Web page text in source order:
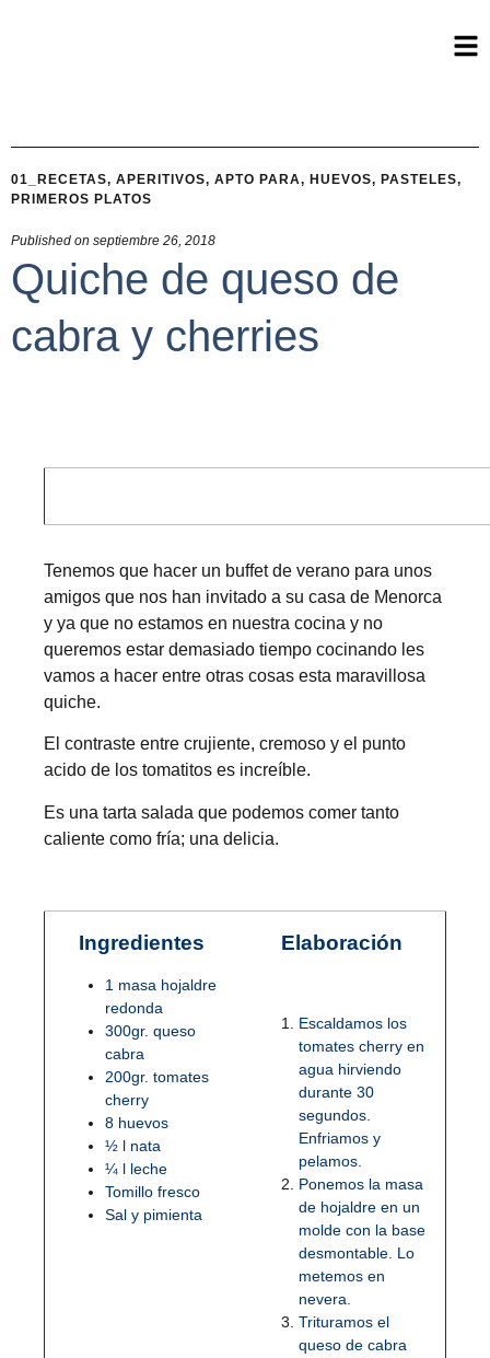
01_RECETAS, APERITIVOS, APTO PARA, HUEVOS, PASTELES,
PRIMEROS PLATOS
Published on septiembre 26, 2018
Quiche de queso de
cabra y cherries
Tenemos que hacer un buffet de verano para unos
amigos que nos han invitado a su casa de Menorca
y ya que no estamos en nuestra cocina y no
queremos estar demasiado tiempo cocinando les
vamos a hacer entre otras cosas esta maravillosa
quiche.
El contraste entre crujiente, cremoso y el punto
acido de los tomatitos es increíble.
Es una tarta salada que podemos comer tanto
caliente como fría; una delicia.
Ingredientes
1 masa hojaldre
redonda
300gr. queso
cabra
200gr. tomates
cherry
8 huevos
½ l nata
¼ l leche
Tomillo fresco
Sal y pimienta
Elaboración
Escaldamos los
tomates cherry en
agua hirviendo
durante 30
segundos.
Enfriamos y
pelamos.
Ponemos la masa
de hojaldre en un
molde con la base
desmontable. Lo
metemos en
nevera.
Trituramos el
queso de cabra